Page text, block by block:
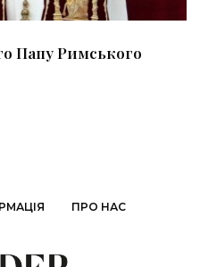
Папу Римського
ПРО НАС